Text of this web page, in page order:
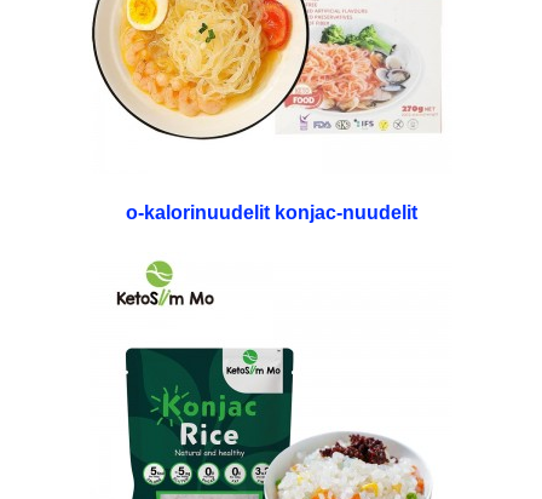
o-kalorinuudelit konjac-nuudelit